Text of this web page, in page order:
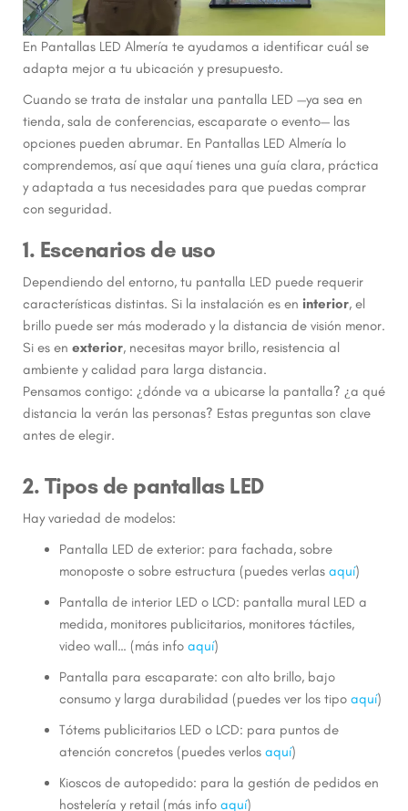
En Pantallas LED Almería te ayudamos a identificar cuál se
adapta mejor a tu ubicación y presupuesto.
Cuando se trata de instalar una pantalla LED —ya sea en
tienda, sala de conferencias, escaparate o evento— las
opciones pueden abrumar. En Pantallas LED Almería lo
comprendemos, así que aquí tienes una guía clara, práctica
y adaptada a tus necesidades para que puedas comprar
con seguridad.
1. Escenarios de uso
Dependiendo del entorno, tu pantalla LED puede requerir
características distintas. Si la instalación es en interior, el
brillo puede ser más moderado y la distancia de visión menor.
Si es en exterior, necesitas mayor brillo, resistencia al
ambiente y calidad para larga distancia.
Pensamos contigo: ¿dónde va a ubicarse la pantalla? ¿a qué
distancia la verán las personas? Estas preguntas son clave
antes de elegir.
2. Tipos de pantallas LED
Hay variedad de modelos:
Pantalla LED de exterior: para fachada, sobre
monoposte o sobre estructura (puedes verlas aquí)
Pantalla de interior LED o LCD: pantalla mural LED a
medida, monitores publicitarios, monitores táctiles,
video wall… (más info aquí)
Pantalla para escaparate: con alto brillo, bajo
consumo y larga durabilidad (puedes ver los tipo aquí)
Tótems publicitarios LED o LCD: para puntos de
atención concretos (puedes verlos aquí)
Kioscos de autopedido: para la gestión de pedidos en
hostelería y retail (más info aquí)